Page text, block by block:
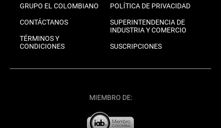
GRUPO EL COLOMBIANO
CONTÁCTANOS
TÉRMINOS Y
CONDICIONES
POLÍTICA DE PRIVACIDAD
SUPERINTENDENCIA DE
INDUSTRIA Y COMERCIO
SUSCRIPCIONES
MIEMBRO DE: